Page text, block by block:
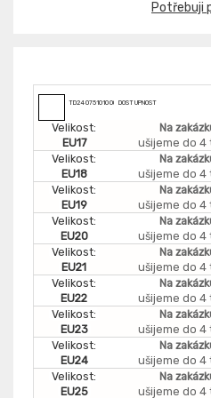
Potřebuji
TD2407510100000DOSTUPNOST
Velikost:
EU17
Na
ušijeme do 4
Velikost:
EU18
Na
ušijeme do 4
Velikost:
EU19
Na
ušijeme do 4
Velikost:
EU20
Na
ušijeme do 4
Velikost:
EU21
Na
ušijeme do 4
Velikost:
EU22
Na
ušijeme do 4
Velikost:
EU23
Na
ušijeme do 4
Velikost:
EU24
Na
ušijeme do 4
Velikost:
EU25
Na
ušijeme do 4